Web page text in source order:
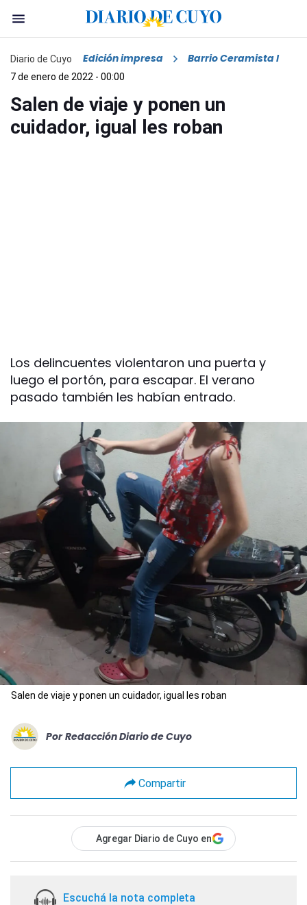
Diario de Cuyo Edición impresa Barrio Ceramista I
7 de enero de 2022 - 00:00
Salen de viaje y ponen un
cuidador, igual les roban
Los delincuentes violentaron una puerta y
luego el portón, para escapar. El verano
pasado también les habían entrado.
Salen de viaje y ponen un cuidador, igual les roban
Por Redacción Diario de Cuyo
Compartir
Agregar Diario de Cuyo en
Escuchá la nota completa